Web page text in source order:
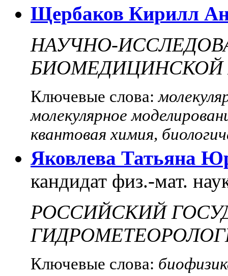
Щербаков Кирилл
НАУЧНО-
Ключевые слова:
молекулярное
квантовая химия,
Яковлева Татьяна
кандидат физ.-мат.
РОССИЙСКИЙ
Ключевые слова: